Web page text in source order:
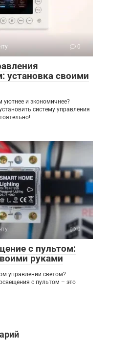
0
установка своими
уютнее и экономичнее?
систему управления
0
с пультом:
руками
управлении светом?
с пультом – это